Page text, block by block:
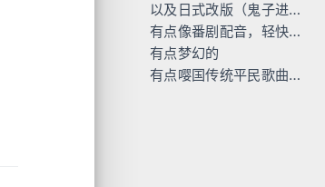
以及日式改版（鬼子进村儿
有点像番剧配音，轻快又沉稳
有点梦幻的
有点嘤国传统平民歌曲的感觉